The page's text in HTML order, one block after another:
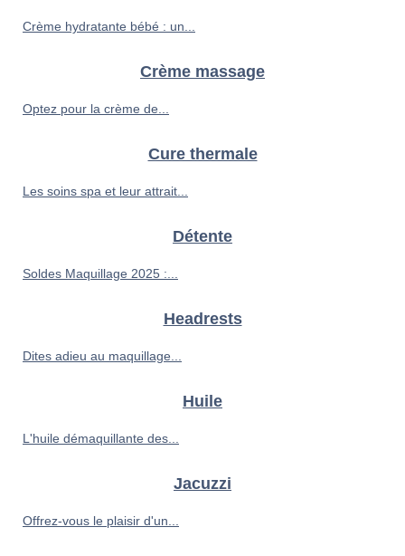
Crème hydratante bébé : un...
Crème massage
Optez pour la crème de...
Cure thermale
Les soins spa et leur attrait...
Détente
Soldes Maquillage 2025 :...
Headrests
Dites adieu au maquillage...
Huile
L'huile démaquillante des...
Jacuzzi
Offrez-vous le plaisir d'un...